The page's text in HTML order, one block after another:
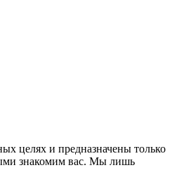
целях и предназначены только
знакомим вас. Мы лишь